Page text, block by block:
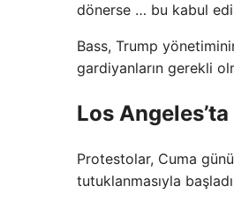
dönerse … bu kabul
Bass, Trump
gardiyanların gerekli
Los
Protestolar, Cuma
tutuklanmasıyla